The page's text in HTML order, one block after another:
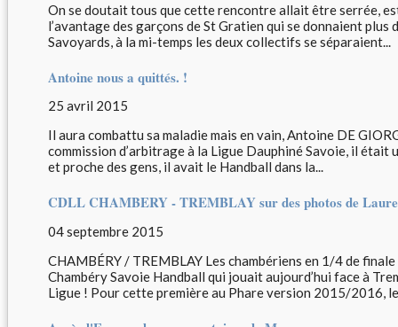
On se doutait tous que cette rencontre allait être serrée,
l’avantage des garçons de St Gratien qui se donnaient plus
Savoyards, à la mi-temps les deux collectifs se séparaient...
Antoine nous a quittés. !
25 avril 2015
Il aura combattu sa maladie mais en vain, Antoine DE
commission d’arbitrage à la Ligue Dauphiné Savoie, il
et proche des gens, il avait le Handball dans la...
CDLL CHAMBERY - TREMBLAY sur des photos de
04 septembre 2015
CHAMBÉRY / TREMBLAY Les chambériens en 1/4 de
Chambéry Savoie Handball qui jouait aujourd’hui face à
Ligue ! Pour cette première au Phare version 2015/2016,